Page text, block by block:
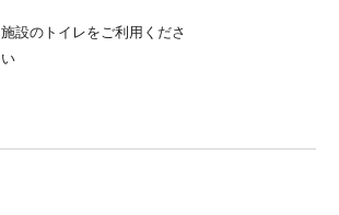
施設のトイレをご利用くださ
い